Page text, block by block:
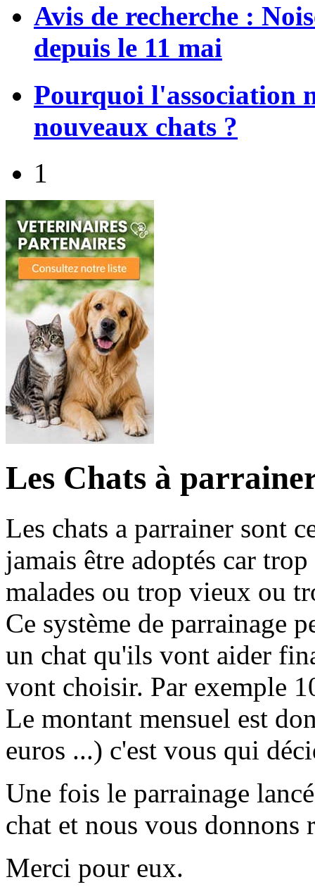
Avis de recherche :
depuis le 11 mai
Pourquoi l'association
nouveaux chats ?
1
Les Chats à
Les chats a parrainer sont
jamais être adoptés car
malades ou trop vieux ou
Ce système de parrainage
un chat qu'ils vont aider
vont choisir. Par exemple
Le montant mensuel est
euros ...) c'est vous qui
Une fois le parrainage
chat et nous vous donnons
Merci pour eux.